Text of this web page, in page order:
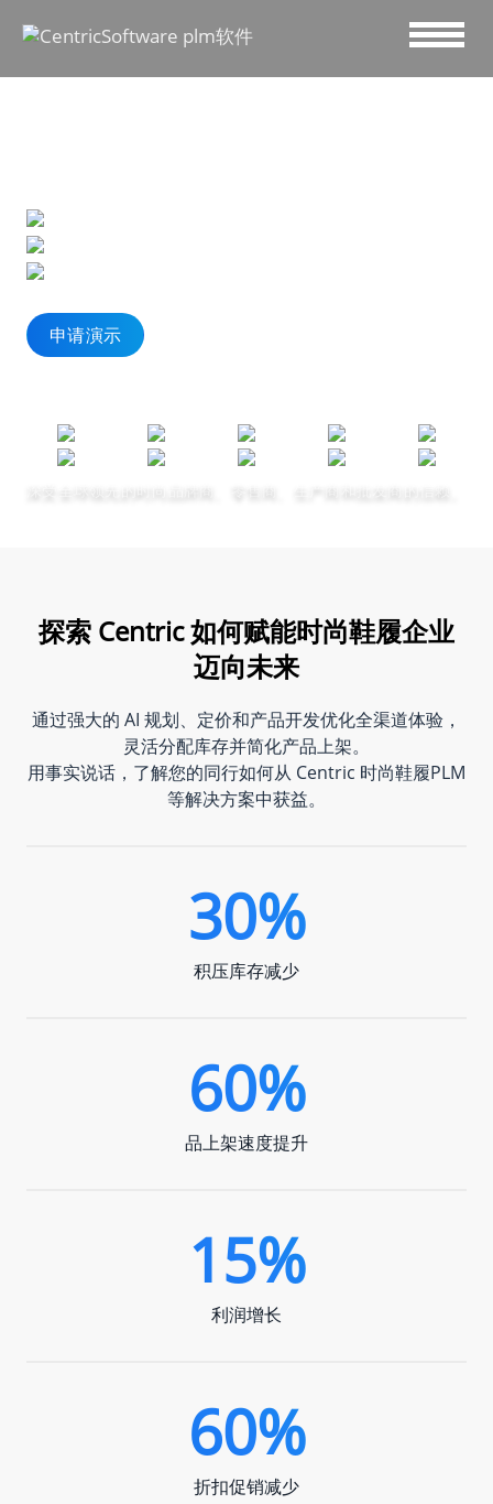
申请演示
深受全球领先的时尚品牌商、零售商、生产商和批发商的信赖。
探索 Centric 如何赋能时尚鞋履企业
迈向未来
通过强大的 AI 规划、定价和产品开发优化全渠道体验，
灵活分配库存并简化产品上架。
用事实说话，了解您的同行如何从 Centric 时尚鞋履PLM
等解决方案中获益。
30%
积压库存减少
60%
品上架速度提升
15%
利润增长
60%
折扣促销减少